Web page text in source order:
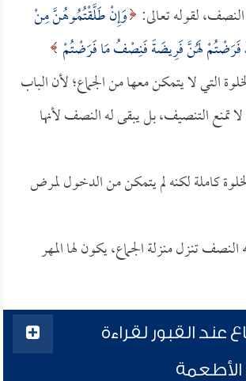
لقوله تعالى: وَإِنْ طَلَّقْتُمُوهُنَّ مِنْ
فَرَضْتُمْ لَهُنَّ فَرِيضَةً فَنِصْفُ مَا فَرَضْتُمْ
، والخلوة التي لا يتمكن معها من الجماع؛ لأن الباب
تمنع التنصيف، بل يبقى له النصف لأنها
كاملة لكنه لم يتمكن من الدخول لمرض
تنزل منزلة الجماع، يكون لها المهر
عند القبور لقراءة
الأطعمة